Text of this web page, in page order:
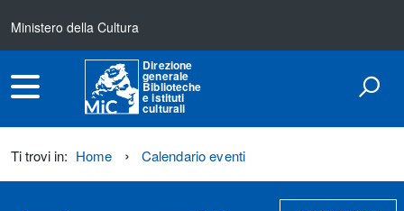
Ministero della Cultura
Direzione
generale
Biblioteche
e istituti
culturali
Ti trovi in: Home Calendario eventi